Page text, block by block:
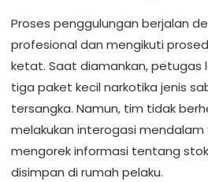
Proses penggulungan berjalan
profesional dan mengikuti
ketat. Saat diamankan, petugas
tiga paket kecil narkotika jenis
tersangka. Namun, tim tidak
melakukan interogasi mendalam
mengorek informasi tentang
disimpan di rumah pelaku.